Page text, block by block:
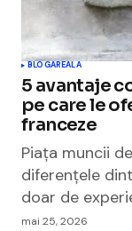
BLOGAREALA
5 avantaje
pe care le
franceze
Piața muncii
diferențele
doar de
mai 25, 2026